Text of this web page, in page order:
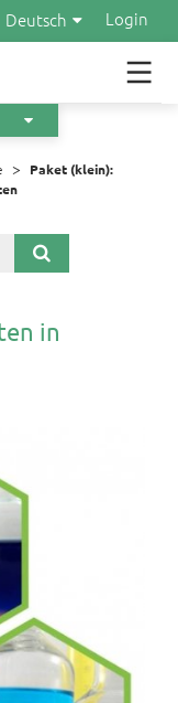
Login
Deutsch
>
Paket (klein):
in